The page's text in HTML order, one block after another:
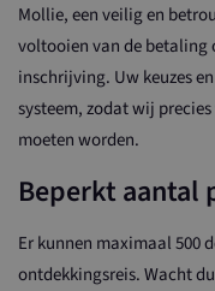
Mollie, een veilig en
voltooien van de betaling
inschrijving. Uw keuzes
systeem, zodat wij
moeten worden.
Beperkt aantal
Er kunnen maximaal 500
ontdekkingsreis. Wacht